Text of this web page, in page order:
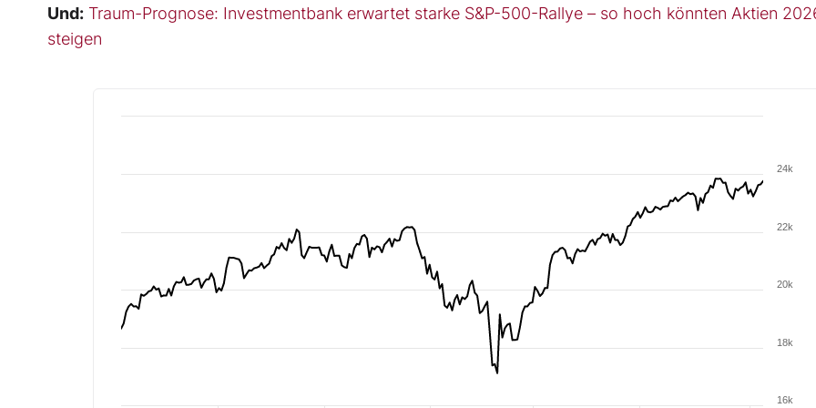
Und: Traum-Prognose: Investmentbank erwartet starke S&P-500-Rallye – so hoch könnten Aktien
steigen
16k
18k
20k
22k
24k